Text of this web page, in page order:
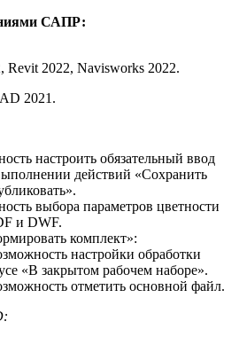
САПР:
2022, Navisworks 2022.
2021.
настроить обязательный ввод
действий «Сохранить
выбора параметров цветности
и DWF.
комплект»:
настройки обработки
«В закрытом рабочем наборе».
отметить основной файл.